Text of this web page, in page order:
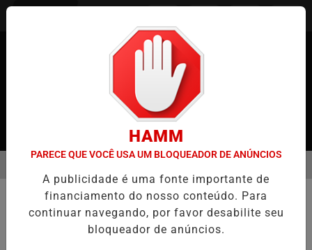
EM ALTA
COMUNIDADE
O Verdadeiro Significado do Natal:
Reflexão e Hipocrisia na Fé
HAMM
PARECE QUE VOCÊ USA UM BLOQUEADOR DE ANÚNCIOS
A publicidade é uma fonte importante de
financiamento do nosso conteúdo. Para
continuar navegando, por favor desabilite seu
bloqueador de anúncios.